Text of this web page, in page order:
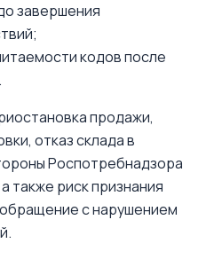
завершения
кодов после
продажи,
отказ склада в
Роспотребнадзора
также риск признания
с нарушением